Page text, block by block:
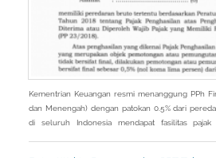
Kementrian Keuangan resmi menanggung PPh
dan Menengah) dengan patokan 0.5% dari
di seluruh Indonesia mendapat fasilitas